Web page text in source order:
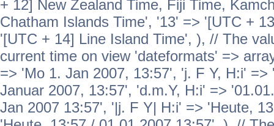
+ 12] New Zealand Time, Fiji Time,
Chatham Islands Time', '13' => '[UTC +
'[UTC + 14] Line Island Time', ), // The
current time on view 'dateformats' =>
=> 'Mo 1. Jan 2007, 13:57', 'j. F Y, H:i'
Januar 2007, 13:57', 'd.m.Y, H:i' =>
Jan 2007 13:57', '|j. F Y| H:i' => 'Heute,